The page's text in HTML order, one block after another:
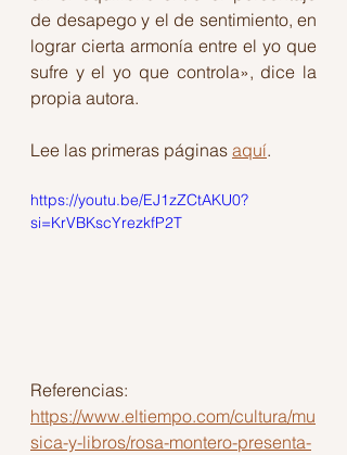
de desapego y el de sentimiento, en
lograr cierta armonía entre el yo que
sufre y el yo que controla», dice la
propia autora.
Lee las primeras páginas aquí.
https://youtu.be/EJ1zZCtAKU0?
si=KrVBKscYrezkfP2T
Referencias:
https://www.eltiempo.com/cultura/mu
sica-y-libros/rosa-montero-presenta-